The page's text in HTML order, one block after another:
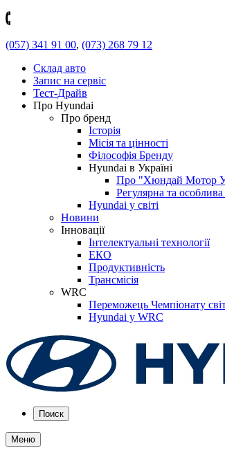
(057) 341 91 00, (073) 268 79 12
Склад авто
Запис на сервіс
Тест-Драйв
Про Hyundai
Про бренд
Історія
Місія та цінності
Філософія Бренду
Hyundai в Україні
Про "Хюндай Мотор
Регулярна та
Hyundai у світі
Новини
Інновації
Інтелектуальні технології
ЕКО
Продуктивність
Трансмісія
WRC
Переможець Чемпіонату
Hyundai у WRC
Поиск
Меню